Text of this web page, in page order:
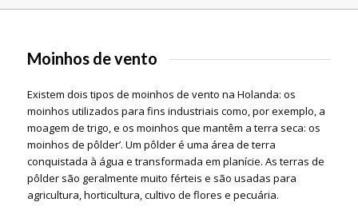
Moinhos de vento
Existem dois tipos de moinhos de vento na Holanda: os
moinhos utilizados para fins industriais como, por exemplo, a
moagem de trigo, e os moinhos que mantêm a terra seca: os
moinhos de pôlder’. Um pôlder é uma área de terra
conquistada à água e transformada em planície. As terras de
pôlder são geralmente muito férteis e são usadas para
agricultura, horticultura, cultivo de flores e pecuária.